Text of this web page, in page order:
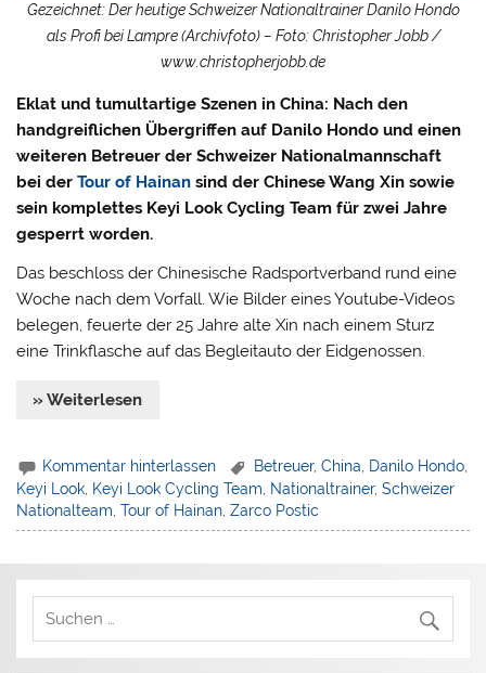
Gezeichnet: Der heutige Schweizer Nationaltrainer Danilo Hondo
als Profi bei Lampre (Archivfoto) – Foto: Christopher Jobb /
www.christopherjobb.de
Eklat und tumultartige Szenen in China: Nach den
handgreiflichen Übergriffen auf Danilo Hondo und einen
weiteren Betreuer der Schweizer Nationalmannschaft
bei derTour of Hainan sind der Chinese Wang Xin sowie
sein komplettes Keyi Look Cycling Team für zwei Jahre
gesperrt worden.
Das beschloss der Chinesische Radsportverband rund eine
Woche nach dem Vorfall. Wie Bilder eines Youtube-Videos
belegen, feuerte der 25 Jahre alte Xin nach einem Sturz
eine Trinkflasche auf das Begleitauto der Eidgenossen.
» Weiterlesen
Kommentar hinterlassen Betreuer,China Danilo Hondo
Keyi Look Keyi Look Cycling Team Nationaltrainer,Schweizer
Nationalteam ,Tour of Hainan ,Zarco Postic